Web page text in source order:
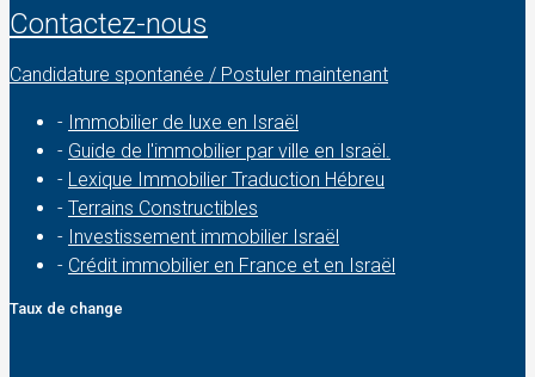
Contactez-nous
Candidature spontanée / Postuler maintenant
- Immobilier de luxe en Israël
- Guide de l'immobilier par ville en Israël.
- Lexique Immobilier Traduction Hébreu
- Terrains Constructibles
- Investissement immobilier Israël
- Crédit immobilier en France et en Israël
Taux de change